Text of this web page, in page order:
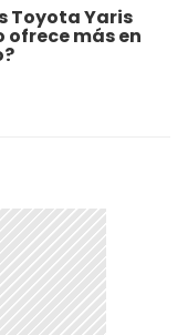
Toyota Yaris
ofrece más en